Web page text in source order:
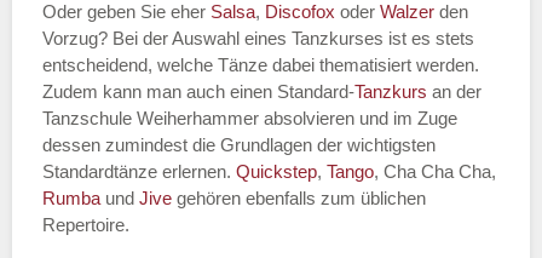
Name des Tanzkurs *
Tanzart*
Oder geben Sie eher Salsa, Discofox oder Walzer den
Vorzug? Bei der Auswahl eines Tanzkurses ist es stets
entscheidend, welche Tänze dabei thematisiert werden.
Zudem kann man auch einen Standard-Tanzkurs an der
Tanzschule Weiherhammer absolvieren und im Zuge
dessen zumindest die Grundlagen der wichtigsten
Standardtänze erlernen. Quickstep, Tango, Cha Cha Cha,
Rumba und Jive gehören ebenfalls zum üblichen
Repertoire.